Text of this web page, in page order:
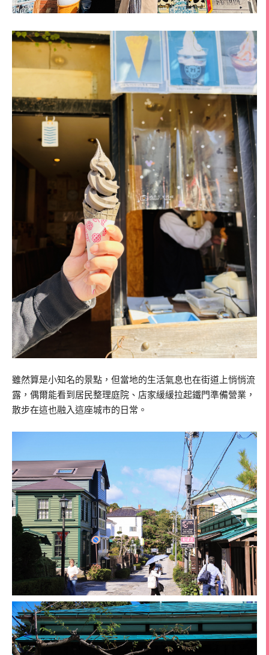
雖然算是小知名的景點，但當地的生活氣息也在街道上悄悄流
露，偶爾能看到居民整理庭院、店家緩緩拉起鐵門準備營業，
散步在這也融入這座城市的日常。